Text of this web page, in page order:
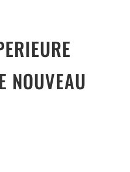
NOUVEAU